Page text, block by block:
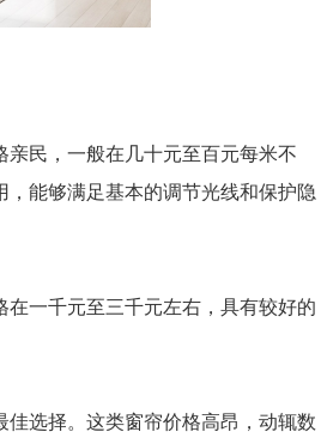
民，一般在几十元至百元每米不
能够满足基本的调节光线和保护隐
一千元至三千元左右，具有较好的
选择。这类窗帘价格高昂，动辄数